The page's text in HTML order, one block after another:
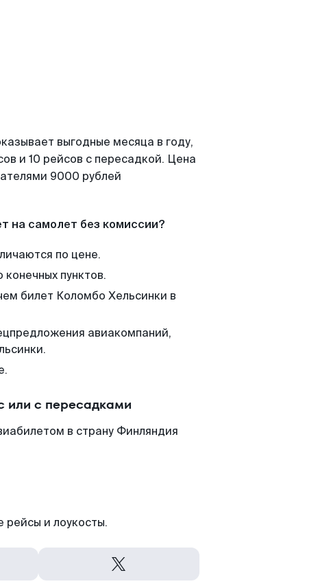
выгодные месяца в году,
и 10 рейсов с пересадкой. Цена
9000 рублей
на самолет без комиссии?
по цене.
пунктов.
билет Коломбо Хельсинки в
авиакомпаний,
или с пересадками
в страну Финляндия
рейсы и лоукосты.